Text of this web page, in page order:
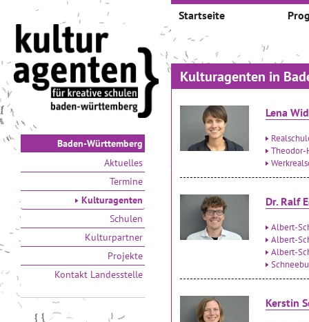
Baden-Württemberg
Aktuelles
Termine
Kulturagenten
Schulen
Kulturpartner
Projekte
Kontakt Landesstelle
Startseite
Kulturagenten in
Lena
Theodor-
Dr. Ralf
Albert-
Albert-
Albert-
Kerstin